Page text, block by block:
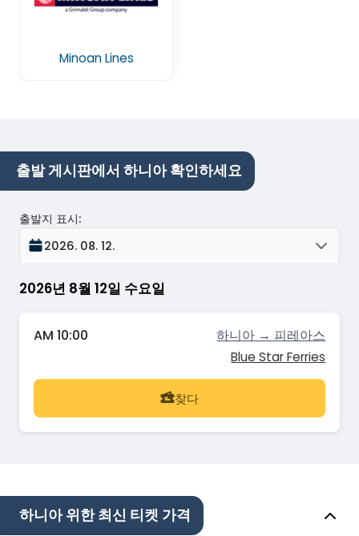
Minoan Lines
출발 게시판에서 하니아 확인하세요
2026년 8월 12일 수요일
출발지 표시:
2026. 08. 12.
AM 10:00 하니아 → 피레아스
Blue Star Ferries
찾다
하니아 위한 최신 티켓 가격